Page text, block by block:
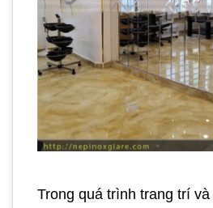
Trong quá trình trang trí